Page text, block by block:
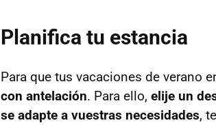
Planifica tu estancia
Para que tus vacaciones de verano
con antelación. Para ello, elije un
se adapte a vuestras necesidades,